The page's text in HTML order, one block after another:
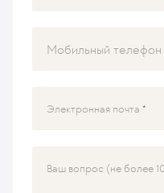
Мобильный телефон
Электронная почта
Ваш вопрос (не более